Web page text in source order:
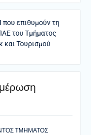
που επιθυμούν τη
του Τμήματος
και Τουρισμού
ΤΜΗΜΑΤΟΣ